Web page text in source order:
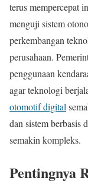
terus mempercepat
menguji sistem
perkembangan
perusahaan.
penggunaan
agar teknologi
otomotif digital
dan sistem berbasis
semakin kompleks.
Pentingnya